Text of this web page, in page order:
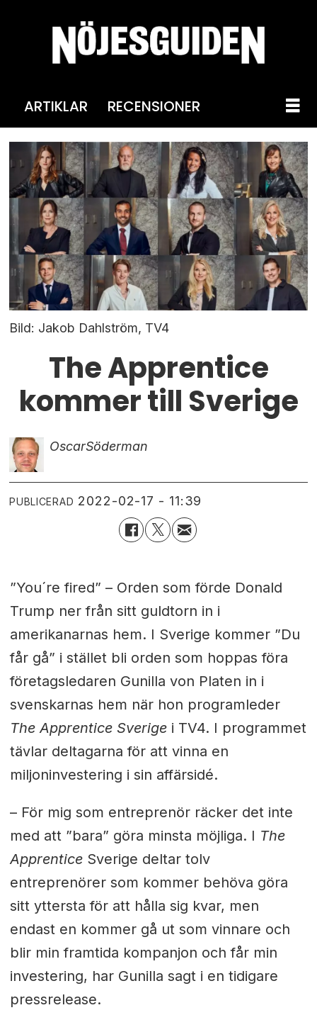
ARTIKLAR RECENSIONER
Bild: Jakob Dahlström, TV4
The Apprentice
kommer till Sverige
OscarSöderman
PUBLICERAD 2022-02-17 - 11:39
”You´re fired” – Orden som förde Donald
Trump ner från sitt guldtorn in i
amerikanarnas hem. I Sverige kommer ”Du
får gå” i stället bli orden som hoppas föra
företagsledaren Gunilla von Platen in i
svenskarnas hem när hon programleder
The Apprentice Sverigei TV4. I programmet
tävlar deltagarna för att vinna en
miljoninvestering i sin affärsidé.
– För mig som entreprenör räcker det inte
med att ”bara” göra minsta möjliga. I The
ApprenticeSverige deltar tolv
entreprenörer som kommer behöva göra
sitt yttersta för att hålla sig kvar, men
endast en kommer gå ut som vinnare och
blir min framtida kompanjon och får min
investering, har Gunilla sagt i en tidigare
pressrelease.